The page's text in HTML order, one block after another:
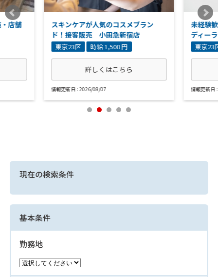
店舗
スキンケアが人気のコスメブラン
ド！接客販売 小田急新宿店
東京23区 時給 1,500 円
詳しくはこちら
情報更新日 : 2026/08/07
未経験
ディー
東京23
情報更新日
現在の検索条件
基本条件
勤務地